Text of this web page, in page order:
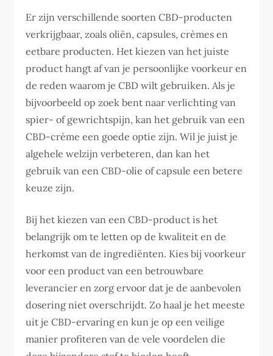
Er zijn verschillende soorten CBD-producten
verkrijgbaar, zoals oliën, capsules, crèmes en
eetbare producten. Het kiezen van het juiste
product hangt af van je persoonlijke voorkeur en
de reden waarom je CBD wilt gebruiken. Als je
bijvoorbeeld op zoek bent naar verlichting van
spier- of gewrichtspijn, kan het gebruik van een
CBD-crème een goede optie zijn. Wil je juist je
algehele welzijn verbeteren, dan kan het
gebruik van een CBD-olie of capsule een betere
keuze zijn.
Bij het kiezen van een CBD-product is het
belangrijk om te letten op de kwaliteit en de
herkomst van de ingrediënten. Kies bij voorkeur
voor een product van een betrouwbare
leverancier en zorg ervoor dat je de aanbevolen
dosering niet overschrijdt. Zo haal je het meeste
uit je CBD-ervaring en kun je op een veilige
manier profiteren van de vele voordelen die